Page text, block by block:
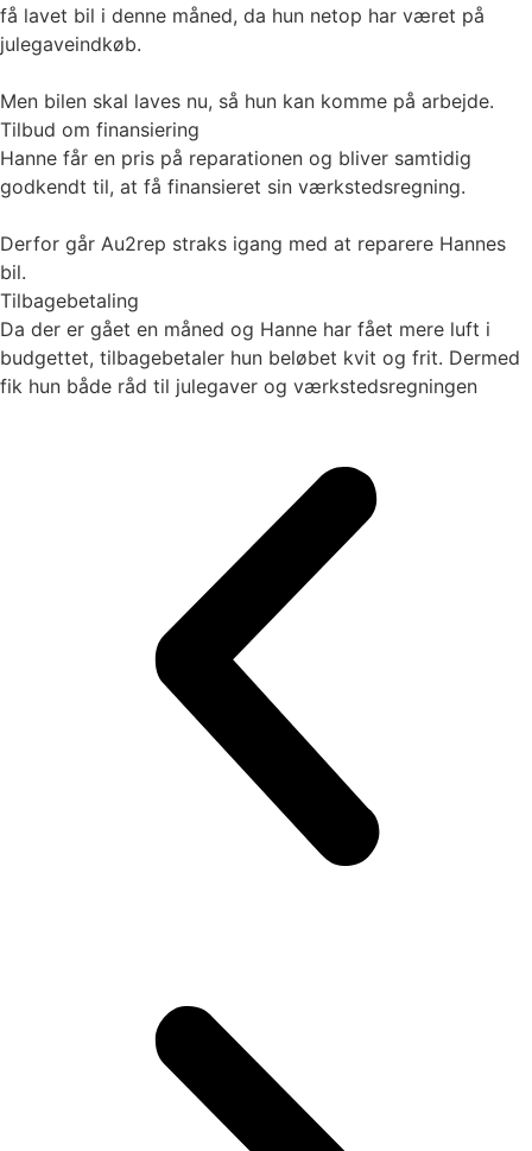
få lavet bil i denne måned, da hun netop har været på
julegaveindkøb.
Men bilen skal laves nu, så hun kan komme på arbejde.
Tilbud om finansiering
Hanne får en pris på reparationen og bliver samtidig
godkendt til, at få finansieret sin værkstedsregning.
Derfor går Au2rep straks igang med at reparere Hannes
bil.
Tilbagebetaling
Da der er gået en måned og Hanne har fået mere luft i
budgettet, tilbagebetaler hun beløbet kvit og frit. Dermed
fik hun både råd til julegaver og værkstedsregningen